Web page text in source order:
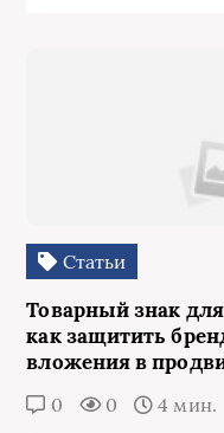
Статьи
Товарный знак
как защитить
вложения в
0 0 4 мин.